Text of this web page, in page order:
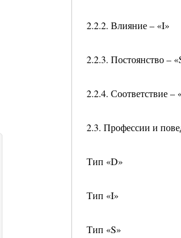
2.2.2. Влияние – «I»
2.2.3. Постоянство –
2.2.4. Соответствие –
2.3. Профессии и
Тип «D»
Тип «I»
Тип «S»